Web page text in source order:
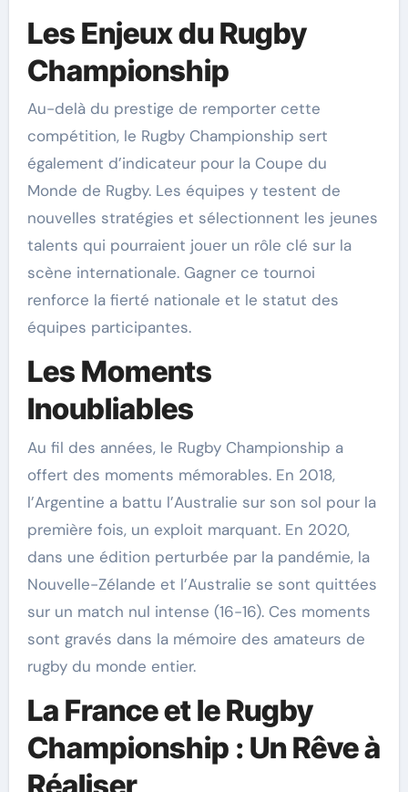
Les Enjeux du Rugby
Championship
Au-delà du prestige de remporter cette
compétition, le Rugby Championship sert
également d’indicateur pour la Coupe du
Monde de Rugby. Les équipes y testent de
nouvelles stratégies et sélectionnent les jeunes
talents qui pourraient jouer un rôle clé sur la
scène internationale. Gagner ce tournoi
renforce la fierté nationale et le statut des
équipes participantes.
Les Moments
Inoubliables
Au fil des années, le Rugby Championship a
offert des moments mémorables. En 2018,
l’Argentine a battu l’Australie sur son sol pour la
première fois, un exploit marquant. En 2020,
dans une édition perturbée par la pandémie, la
Nouvelle-Zélande et l’Australie se sont quittées
sur un match nul intense (16-16). Ces moments
sont gravés dans la mémoire des amateurs de
rugby du monde entier.
La France et le Rugby
Championship : Un Rêve à
Réaliser